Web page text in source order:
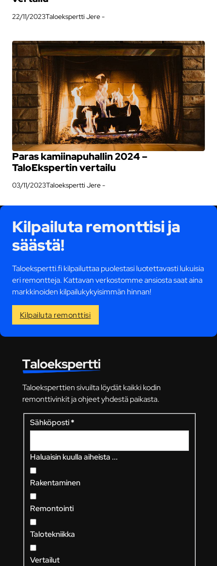
22/11/2023Taloekspertti Jere -
Paras kamiinapuhallin 2024 –
TaloEkspertin vertailu
03/11/2023Taloekspertti Jere -
Kilpailuta remonttisi ja
säästä!
Taloekspertti.fi kilpailuttaa puolestasi luotettavasti lukuisia
eri remontteja. Kattavan verkostomme ansiosta saat aina
markkinoiden kilpailukykyisimmän hinnan!
Kilpailuta remonttisi
Taloeksperttien sivuilta löydät kaikki kodin
remonttivinkit ja ohjeet yhdestä paikasta.
Sähköposti*
Haluaisin kuulla aiheista ...
Rakentaminen
Remontointi
Talotekniikka
Vertailut